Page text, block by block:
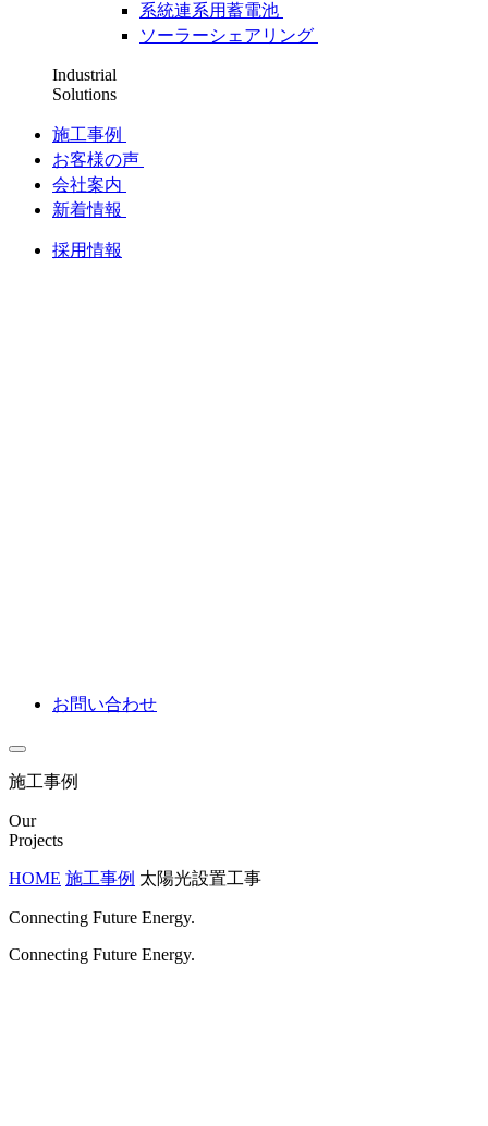
系統連系用蓄電池
ソーラーシェアリング
Industrial
Solutions
施工事例
お客様の声
会社案内
新着情報
採用情報
お問い合わせ
施工事例
Our
Projects
HOME 施工事例 太陽光設置工事
Connecting Future Energy.
Connecting Future Energy.